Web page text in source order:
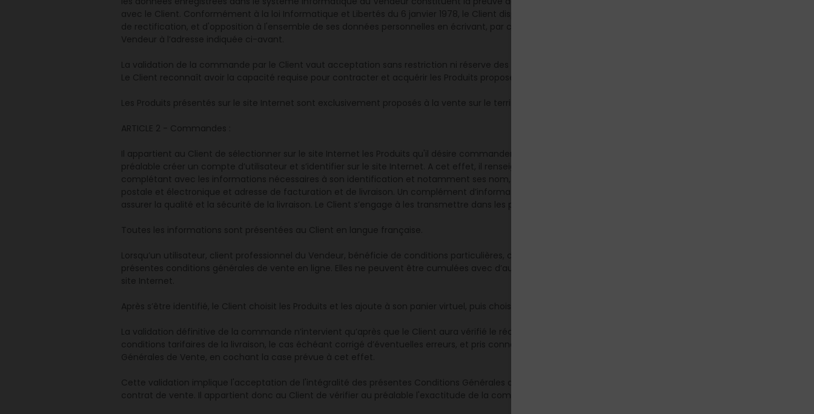
avec le Client. Conformément à la loi Informatique et Libertés du 6 janvier 1978, le Client dispose, à tout moment, d'un droit d'accès,
de rectification, et d'opposition à l'ensemble de ses données personnelles en écrivant, par courrier et en justifiant de son identité, au
Vendeur à l’adresse indiquée ci-avant.
La validation de la commande par le Client vaut acceptation sans restriction ni réserve des présentes Conditions Générales de Vente.
Le Client reconnaît avoir la capacité requise pour contracter et acquérir les Produits proposés sur le site Internet.
Les Produits présentés sur le site Internet sont exclusivement proposés à la vente sur le territoire de la France métropolitaine.
ARTICLE 2 - Commandes :
Il appartient au Client de sélectionner sur le site Internet les Produits qu'il désire commander. Pour passer commande, le Client doit au
préalable créer un compte d’utilisateur et s’identifier sur le site Internet. A cet effet, il renseigne les formulaires qui lui soumis en les
complétant avec les informations nécessaires à son identification et notamment ses nom, prénom, numéro de téléphone, adresse
postale et électronique et adresse de facturation et de livraison. Un complément d’information peut être demandé par la suite pour
assurer la qualité et la sécurité de la livraison. Le Client s’engage à les transmettre dans les plus brefs délais au Vendeur.
Toutes les informations sont présentées au Client en langue française.
Lorsqu’un utilisateur, client professionnel du Vendeur, bénéficie de conditions particulières, celles-ci s’appliqueront à l’exclusion des
présentes conditions générales de vente en ligne. Elles ne peuvent être cumulées avec d’autres conditions particulières offertes sur le
site Internet.
Après s’être identifié, le Client choisit les Produits et les ajoute à son panier virtuel, puis choisit les modes de livraison et de paiement.
La validation définitive de la commande n’intervient qu’après que le Client aura vérifié le récapitulatif de sa commande incluant les
conditions tarifaires de la livraison, le cas échéant corrigé d’éventuelles erreurs, et pris connaissance et accepté les Conditions
Générales de Vente, en cochant la case prévue à cet effet.
Cette validation implique l'acceptation de l'intégralité des présentes Conditions Générales de Vente et constituent une preuve du
contrat de vente. Il appartient donc au Client de vérifier au préalable l'exactitude de la commande et de corriger toute erreur.